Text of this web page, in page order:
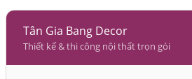
Tân Gia Bang Decor
Thiết kế & thi công nội thất trọn gói